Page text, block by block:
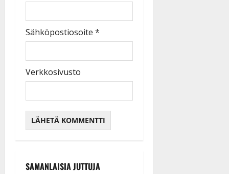
Sähköpostiosoite *
Verkkosivusto
SAMANLAISIA JUTTUJA